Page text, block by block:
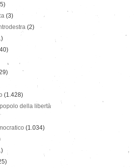
(3)
(2)
(1.428)
della libertà
(1.034)